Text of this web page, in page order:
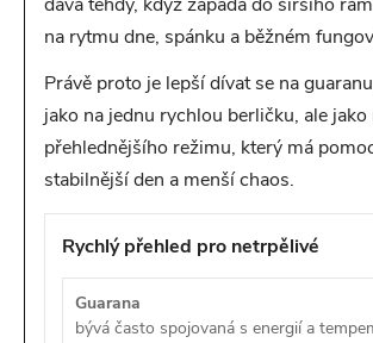
na rytmu dne, spánku a běžném
Právě proto je lepší dívat se na
jako na jednu rychlou berličku, ale
přehlednějšího režimu, který má
stabilnější den a menší chaos.
Rychlý přehled pro netrpělivé
Guarana
bývá často spojovaná s energií a